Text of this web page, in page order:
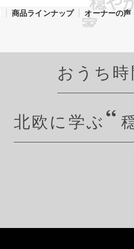
商品ラインナップ オーナーの声
おうち時
北欧に学ぶ